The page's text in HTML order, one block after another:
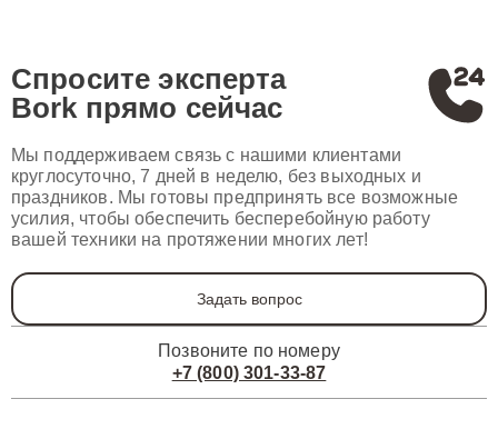
Спросите эксперта
Borkпрямо сейчас
Мы поддерживаем связь с нашими клиентами
круглосуточно, 7 дней в неделю, без выходных и
праздников. Мы готовы предпринять все возможные
усилия, чтобы обеспечить бесперебойную работу
вашей техники на протяжении многих лет!
Позвоните по номеру